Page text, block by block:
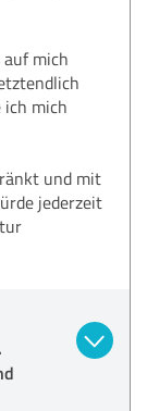
mich
ich mich
und mit
jederzeit